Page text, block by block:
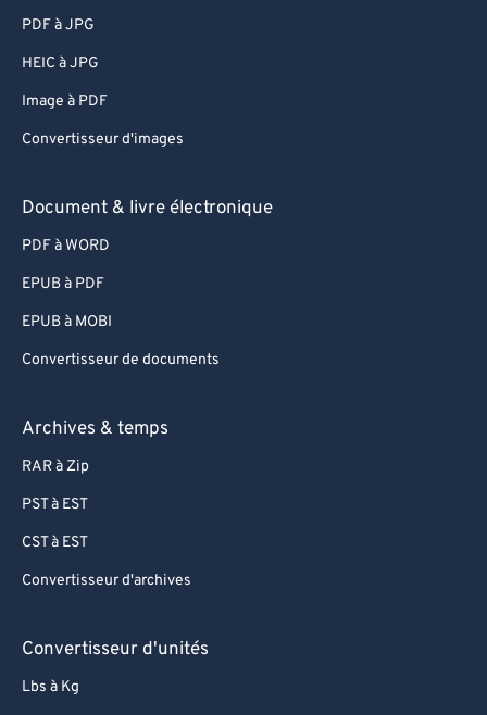
PDF à JPG
HEIC à JPG
Image à PDF
Convertisseur d'images
Document & livre électronique
PDF à WORD
EPUB à PDF
EPUB à MOBI
Convertisseur de documents
Archives & temps
RAR à Zip
PST à EST
CST à EST
Convertisseur d'archives
Convertisseur d'unités
Lbs à Kg